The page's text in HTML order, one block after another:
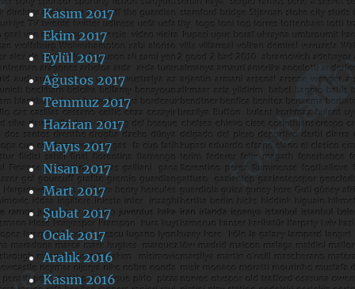
Kasım 2017
Ekim 2017
Eylül 2017
Ağustos 2017
Temmuz 2017
Haziran 2017
Mayıs 2017
Nisan 2017
Mart 2017
Şubat 2017
Ocak 2017
Aralık 2016
Kasım 2016